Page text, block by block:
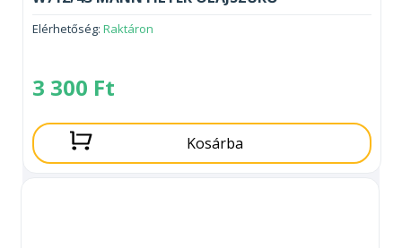
Elérhetőség: Raktáron
3 300 Ft
Kosárba